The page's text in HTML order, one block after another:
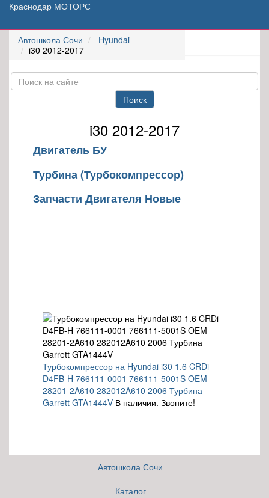
Краснодар МОТОРС
Автошкола Сочи
Hyundai
i30 2012-2017
Поиск
i30 2012-2017
Двигатель БУ
Турбина (Турбокомпрессор)
Запчасти Двигателя Новые
Турбокомпрессор на Hyundai i30 1.6 CRDi
D4FB-H 766111-0001 766111-5001S OEM
28201-2A610 282012A610 2006 Турбина
Garrett GTA1444V В наличии. Звоните!
Автошкола Сочи
Каталог